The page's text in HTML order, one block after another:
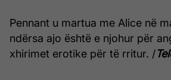
Pennant u martua me Alice në
ndërsa ajo është e njohur për
xhirimet erotike për të rritur. /